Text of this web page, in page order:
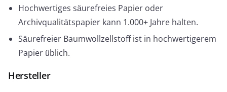
Hochwertiges säurefreies Papier oder
Archivqualitätspapier kann 1.000+ Jahre halten.
Säurefreier Baumwollzellstoff ist in hochwertigerem
Papier üblich.
Hersteller